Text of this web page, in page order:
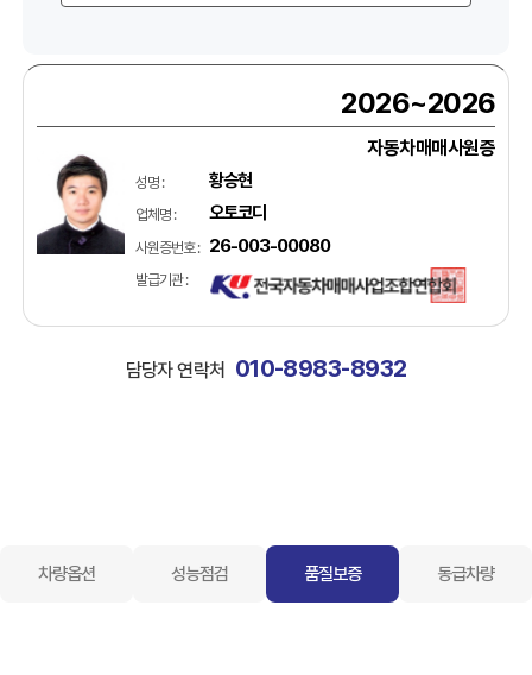
2026~2026
자동차매매사원증
성명 : 황승현
업체명 : 오토코디
사원증번호 : 26-003-00080
발급기관 :
담당자 연락처 010-8983-8932
차량옵션 성능점검 품질보증 동급차량